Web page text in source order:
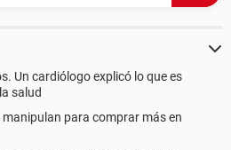
Un cardiólogo explicó lo que es
salud
manipulan para comprar más en